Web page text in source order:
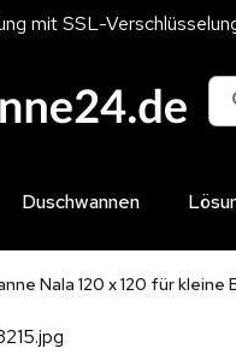
mit SSL-
Duschwannen
Nala 120 x 120 für kleine